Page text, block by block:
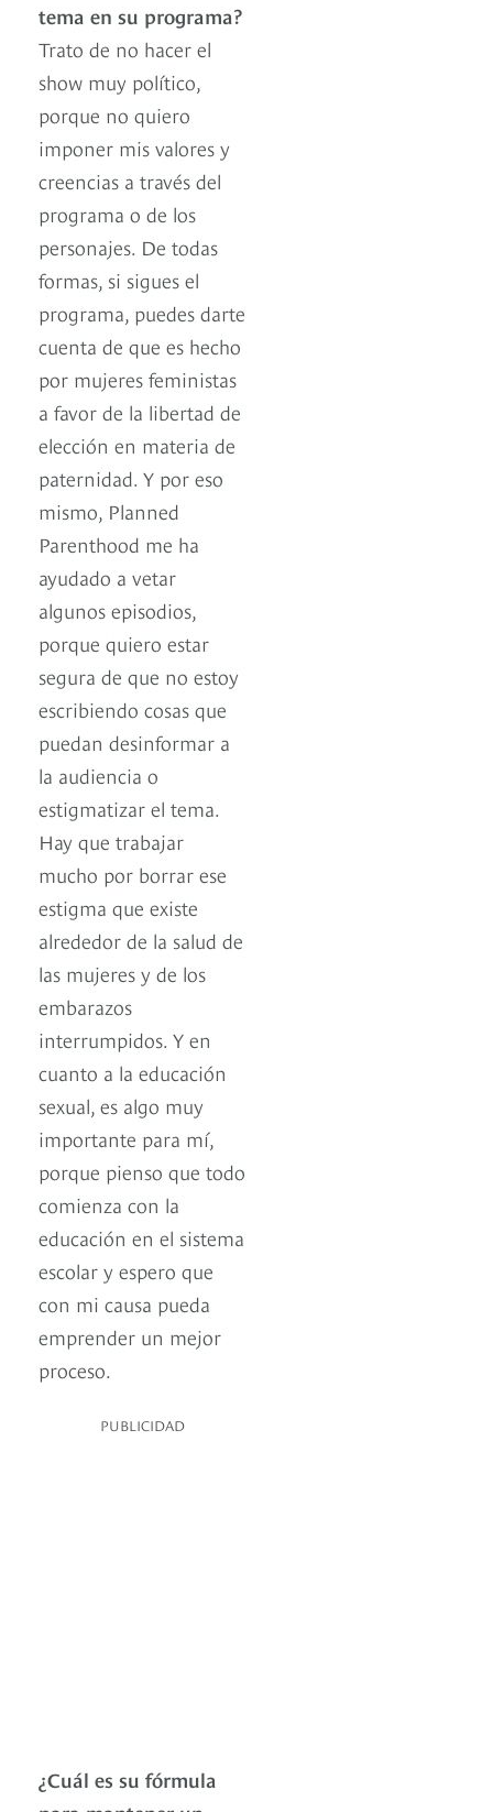
tema en su programa?
Trato de no hacer el
show muy político,
porque no quiero
imponer mis valores y
creencias a través del
programa o de los
personajes. De todas
formas, si sigues el
programa, puedes darte
cuenta de que es hecho
por mujeres feministas
a favor de la libertad de
elección en materia de
paternidad. Y por eso
mismo, Planned
Parenthood me ha
ayudado a vetar
algunos episodios,
porque quiero estar
segura de que no estoy
escribiendo cosas que
puedan desinformar a
la audiencia o
estigmatizar el tema.
Hay que trabajar
mucho por borrar ese
estigma que existe
alrededor de la salud de
las mujeres y de los
embarazos
interrumpidos. Y en
cuanto a la educación
sexual, es algo muy
importante para mí,
porque pienso que todo
comienza con la
educación en el sistema
escolar y espero que
con mi causa pueda
emprender un mejor
proceso.
PUBLICIDAD
¿Cuál es su fórmula